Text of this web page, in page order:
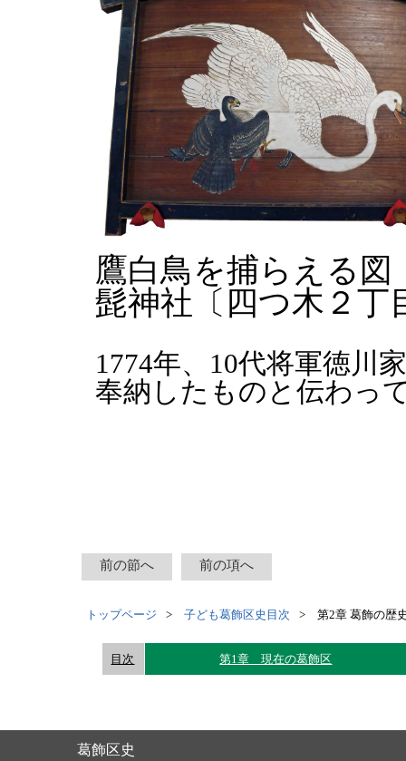
鷹白鳥を捕らえる図
髭神社〔四つ木２丁
1774年、10代将軍徳川
奉納したものと伝わっ
前の節へ 前の項へ
トップページ 子ども葛飾区史目次 第2章 葛飾の歴
目次 第1章 現在の葛飾区
葛飾区史